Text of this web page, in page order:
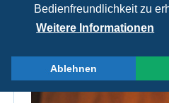
Bedienfreundlichkeit zu
Weitere Informationen
Ablehnen
Veranstaltungsnr.: 5-28128